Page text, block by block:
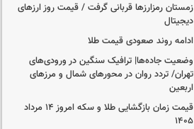
زمستان رمزارزها قربانی گرفت / قیمت روز ارزهای
دیجیتال
ادامه روند صعودی قیمت طلا
وضعیت جاده‌ها| ترافیک سنگین در ورودی‌های
تهران/ تردد روان در محورهای شمال و مرزهای
اربعین
قیمت زمان بازگشایی طلا و سکه امروز ۱۴ مرداد
۱۴۰۵